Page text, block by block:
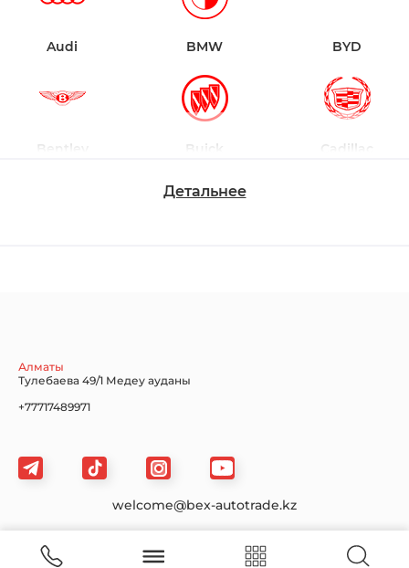
Audi BMW BYD
Bentley Buick Cadillac
Jaguar Jeep
Land Rover Lincoln
Детальнее
Алматы
Тулебаева 49/1 Медеу ауданы
+77717489971
welcome@bex-autotrade.kz
Сайт картасы